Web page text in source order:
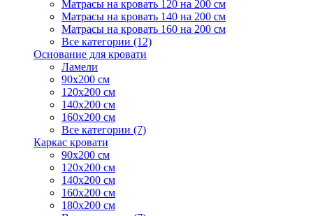
Матрасы на кровать 120 на 200 см
Матрасы на кровать 140 на 200 см
Матрасы на кровать 160 на 200 см
Все категории (12)
Основание для кровати
Ламели
90х200 см
120х200 см
140х200 см
160х200 см
Все категории (7)
Каркас кровати
90х200 см
120х200 см
140х200 см
160х200 см
180х200 см